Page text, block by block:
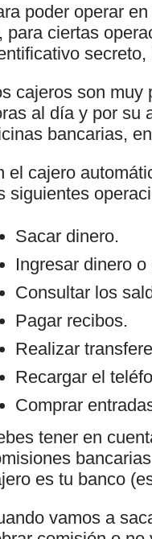
poder operar
para ciertas
cajeros son muy
al día y por su
bancarias,
el cajero
siguientes
Sacar dinero.
Ingresar dinero o
Consultar los
Pagar recibos.
Realizar
Recargar el
Comprar
tener en
es tu banco
vamos a